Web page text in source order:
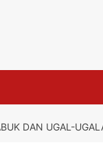
DAN UGAL-